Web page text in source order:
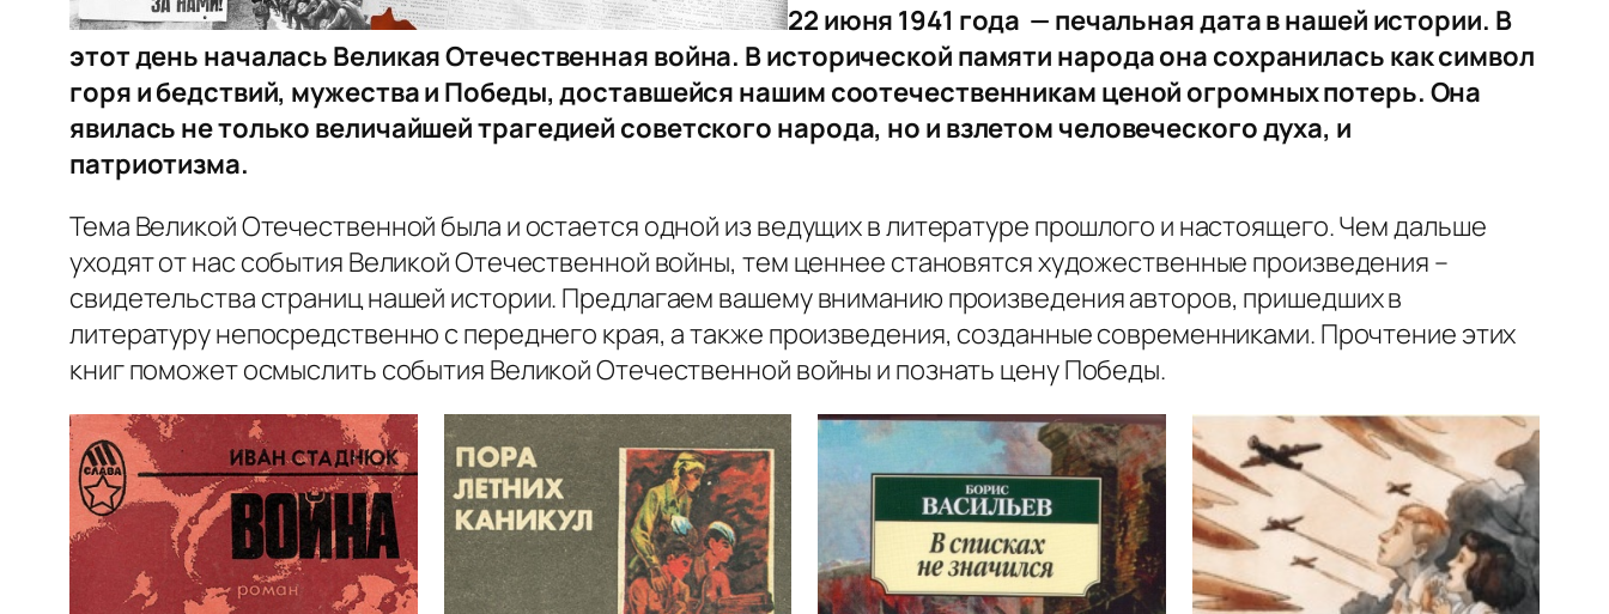
22 июня 1941 года — печальная дата в нашей истории. В
этот день началась Великая Отечественная война. В исторической памяти народа она сохранилась как символ
горя и бедствий, мужества и Победы, доставшейся нашим соотечественникам ценой огромных потерь. Она
явилась не только величайшей трагедией советского народа, но и взлетом человеческого духа, и
патриотизма.
Тема Великой Отечественной была и остается одной из ведущих в литературе прошлого и настоящего. Чем дальше
уходят от нас события Великой Отечественной войны, тем ценнее становятся художественные произведения –
свидетельства страниц нашей истории. Предлагаем вашему вниманию произведения авторов, пришедших в
литературу непосредственно с переднего края, а также произведения, созданные современниками. Прочтение этих
книг поможет осмыслить события Великой Отечественной войны и познать цену Победы.